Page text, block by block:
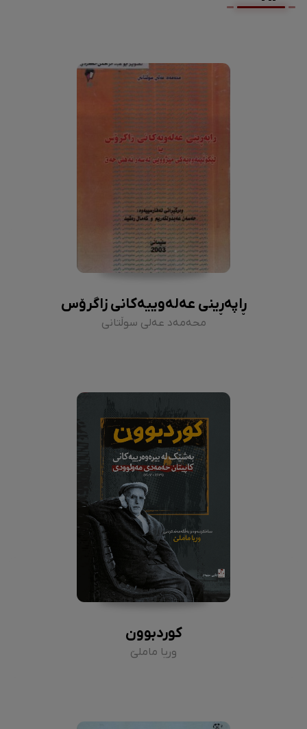
ڕاپەڕینی عەلەوییەکانی زاگرۆس
محەمەد عەلی سوڵتانی
کوردبوون
وریا ماملێ